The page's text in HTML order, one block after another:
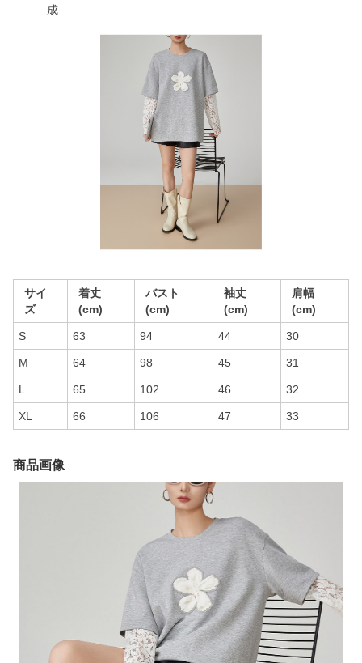
成
サイ
ズ
着丈
(cm)
バスト
(cm)
袖丈
(cm)
肩幅
(cm)
S 63 94 44 30
M 64 98 45 31
L 65 102 46 32
XL 66 106 47 33
商品画像